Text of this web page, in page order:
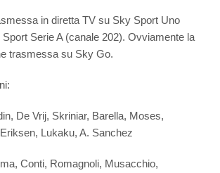
in diretta TV su Sky Sport Uno
Serie A (canale 202). Ovviamente la
trasmessa su Sky Go.
De Vrij, Skriniar, Barella, Moses,
Lukaku, A. Sanchez
Conti, Romagnoli, Musacchio,